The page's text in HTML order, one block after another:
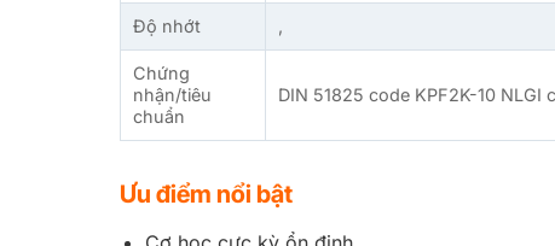
Độ nhớt ,
Chứng
nhận/tiêu
chuẩn
DIN 51825 code KPF2K-10
Ưu điểm nổi bật